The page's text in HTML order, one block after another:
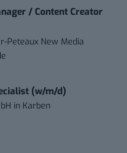
/ Content Creator
Peteaux New Media
(w/m/d)
in Karben